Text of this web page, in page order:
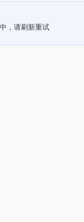
，请刷新重试